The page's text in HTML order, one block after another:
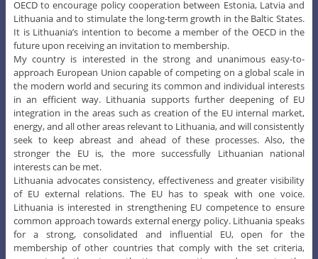
OECD to encourage policy cooperation between Estonia, Latvia and
Lithuania and to stimulate the long-term growth in the Baltic States.
It is Lithuania’s intention to become a member of the OECD in the
future upon receiving an invitation to membership.
My country is interested in the strong and unanimous easy-to-
approach European Union capable of competing on a global scale in
the modern world and securing its common and individual interests
in an efficient way. Lithuania supports further deepening of EU
integration in the areas such as creation of the EU internal market,
energy, and all other areas relevant to Lithuania, and will consistently
seek to keep abreast and ahead of these processes. Also, the
stronger the EU is, the more successfully Lithuanian national
interests can be met.
Lithuania advocates consistency, effectiveness and greater visibility
of EU external relations. The EU has to speak with one voice.
Lithuania is interested in strengthening EU competence to ensure
common approach towards external energy policy. Lithuania speaks
for a strong, consolidated and influential EU, open for the
membership of other countries that comply with the set criteria,